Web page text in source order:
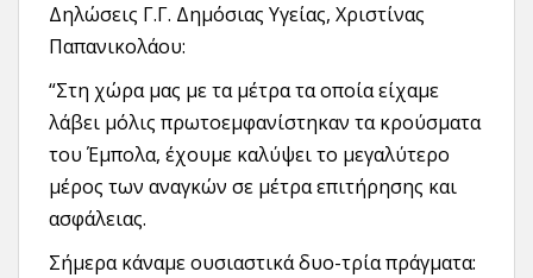
Δηλώσεις Γ.Γ. Δημόσιας Υγείας, Χριστίνας
Παπανικολάου:
“Στη χώρα μας με τα μέτρα τα οποία είχαμε
λάβει μόλις πρωτοεμφανίστηκαν τα κρούσματα
του Έμπολα, έχουμε καλύψει το μεγαλύτερο
μέρος των αναγκών σε μέτρα επιτήρησης και
ασφάλειας.
Σήμερα κάναμε ουσιαστικά δυο-τρία πράγματα: